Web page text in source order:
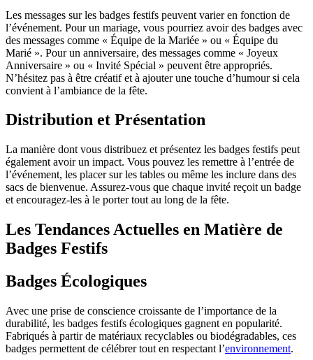
Les messages sur les badges festifs peuvent varier en fonction de
l’événement. Pour un mariage, vous pourriez avoir des badges avec
des messages comme « Équipe de la Mariée » ou « Équipe du
Marié ». Pour un anniversaire, des messages comme « Joyeux
Anniversaire » ou « Invité Spécial » peuvent être appropriés.
N’hésitez pas à être créatif et à ajouter une touche d’humour si cela
convient à l’ambiance de la fête.
Distribution et Présentation
La manière dont vous distribuez et présentez les badges festifs peut
également avoir un impact. Vous pouvez les remettre à l’entrée de
l’événement, les placer sur les tables ou même les inclure dans des
sacs de bienvenue. Assurez-vous que chaque invité reçoit un badge
et encouragez-les à le porter tout au long de la fête.
Les Tendances Actuelles en Matière de
Badges Festifs
Badges Écologiques
Avec une prise de conscience croissante de l’importance de la
durabilité, les badges festifs écologiques gagnent en popularité.
Fabriqués à partir de matériaux recyclables ou biodégradables, ces
badges permettent de célébrer tout en respectant l’environnement.